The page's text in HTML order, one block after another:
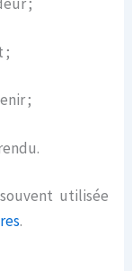
;
;
;
utilisée
.